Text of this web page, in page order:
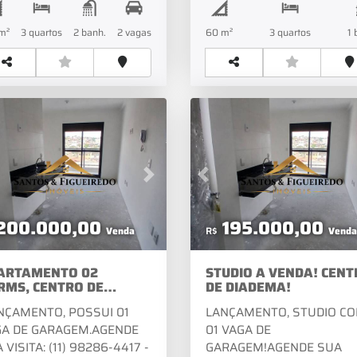
3quartos 2 banh. 2vagas
ACEITA PETAGENDE SUA
VISITA: (11) 98286-4417 -
WHATSAPP(11) 4056-
4056-2381 - FIXOVISITE
NOSSO SITE:
60 m² 3quartos 1
Next
02
CENTRO DE
POSSUI 01
DE GARAGEM.AGENDE
VISITA: (11) 98286-4417 -
Venda
Previous
STUDIO A VENDA!
DE DIADEMA!
LANÇAMENTO, STUDIO
01 VAGA DE
GARAGEM!AGENDE SUA
R$ 195.000,00Venda